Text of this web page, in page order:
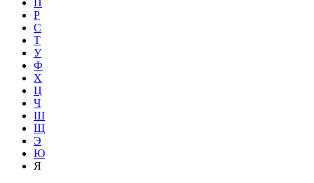
П
Р
С
Т
У
Ф
Х
Ц
Ч
Ш
Щ
Э
Ю
Я